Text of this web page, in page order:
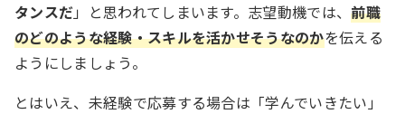
タンスだ」と思われてしまいます。志望動機では、前職
のどのような経験・スキルを活かせそうなのかを伝える
ようにしましょう。
とはいえ、未経験で応募する場合は「学んでいきたい」